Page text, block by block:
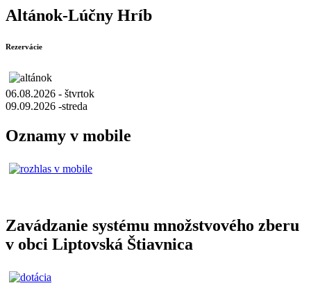
Altánok-Lúčny Hríb
Rezervácie
06.08.2026 - štvrtok
09.09.2026 -streda
Oznamy v mobile
Zavádzanie systému množstvového zberu
v obci Liptovská Štiavnica